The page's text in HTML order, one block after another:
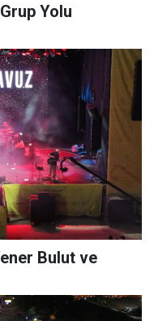
Yolu
Bulut ve